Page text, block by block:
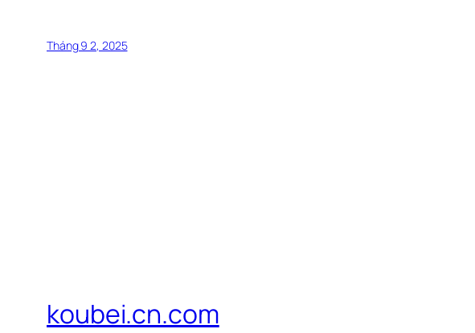
Tháng 9 2, 2025
koubei.cn.com